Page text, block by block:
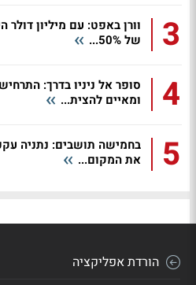
3
וורן באפט: עם מיליון דולר
של 50%...
4
סופר אל ניניו בדרך:
ומאיים להצית...
5
בחמישה תושבים: נתניה
את המקום...
הורדת אפליקציה